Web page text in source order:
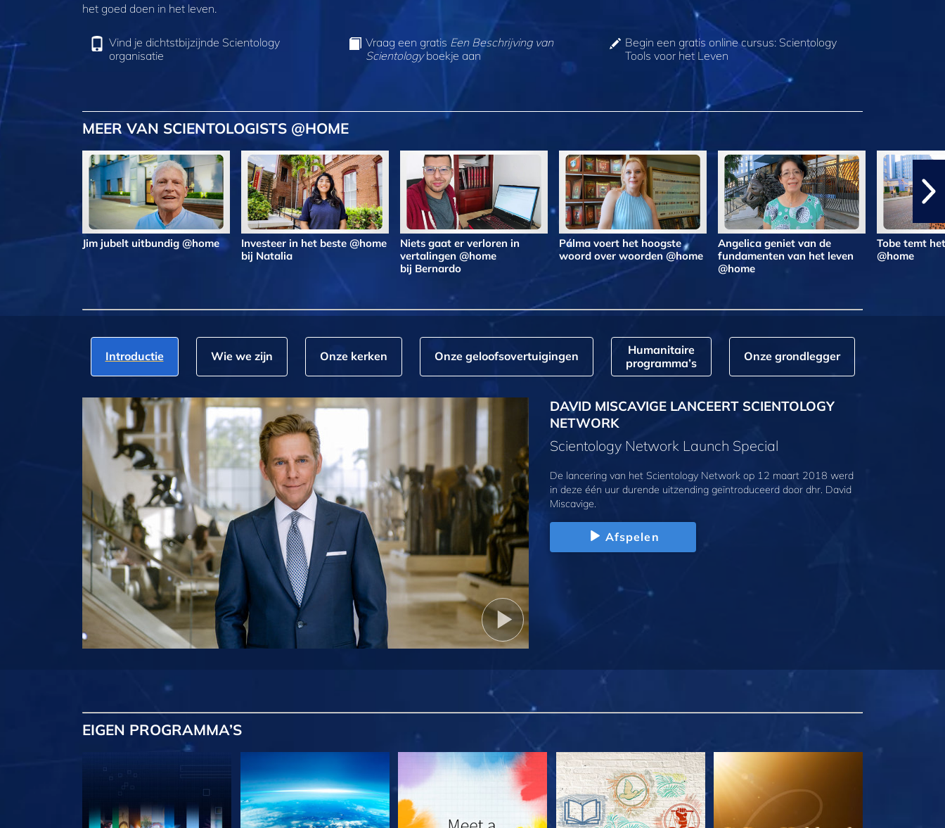
het goed doen in het leven.
Vind je dichtstbijzijnde Scientology
organisatie
Vraag een gratis Een Beschrijving van
Scientologyboekje aan
Begin een gratis online cursus: Scientology
Tools voor het Leven
MEER VAN SCIENTOLOGISTS @HOME
Jim jubelt uitbundig @home
Investeer in het beste @home
bij Natalia
Niets gaat er verloren in
vertalingen @home
bij Bernardo
Pálma voert het hoogste
woord over woorden @home
Angelica geniet van de
fundamenten van het leven
@home
Tobe temt
@home
Introductie Wie we zijn Onze kerken Onze geloofs­overtuigingen
Humanitaire
programma’s
Onze grondlegger
DAVID MISCAVIGE LANCEERT SCIENTOLOGY
NETWORK
Scientology Network Launch Special
De lancering van het Scientology Network op 12 maart 2018 werd
in deze één uur durende uitzending geïntroduceerd door dhr. David
Miscavige.
Afspelen
EIGEN PROGRAMMA’S